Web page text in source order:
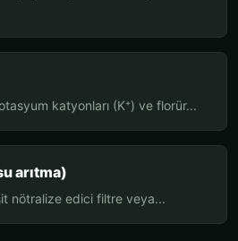
katyonları (K⁺) ve florür...
arıtma)
nötralize edici filtre veya...